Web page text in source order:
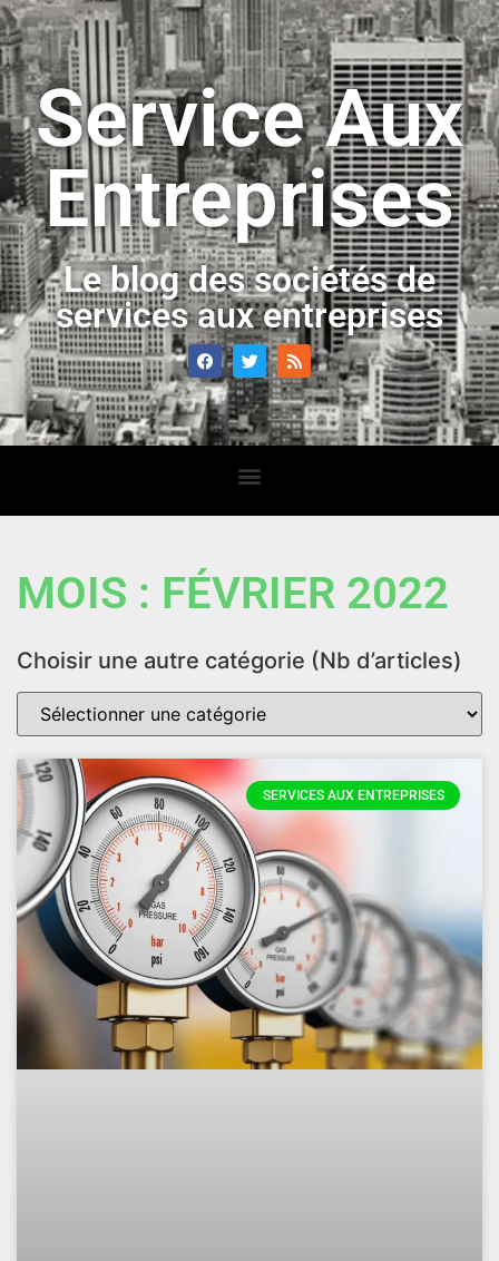
Service Aux
Entreprises
Le blog des sociétés de
services aux entreprises
MOIS : FÉVRIER 2022
Choisir une autre catégorie (Nb d’articles)
SERVICES AUX ENTREPRISES